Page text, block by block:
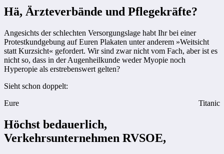
Hä, Ärzteverbände und Pflegekräfte?
Angesichts der schlechten Versorgungslage habt Ihr bei einer
Protestkundgebung auf Euren Plakaten unter anderem »Weitsicht
statt Kurzsicht« gefordert. Wir sind zwar nicht vom Fach, aber ist es
nicht so, dass in der Augenheilkunde weder Myopie noch
Hyperopie als erstrebenswert gelten?
Sieht schon doppelt:
Eure
Titanic
Höchst bedauerlich,
Verkehrsunternehmen RVSOE,